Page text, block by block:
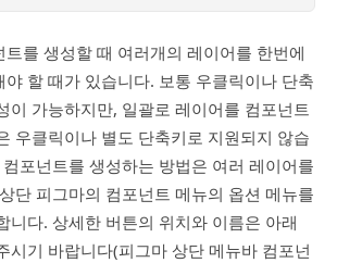
를 생성할 때 여러개의 레이어를 한번에
야 할 때가 있습니다. 보통 우클릭이나 단축
이 가능하지만, 일괄로 레이어를 컴포넌트
우클릭이나 별도 단축키로 지원되지 않습
포넌트를 생성하는 방법은 여러 레이어를
단 피그마의 컴포넌트 메뉴의 옵션 메뉴를
니다. 상세한 버튼의 위치와 이름은 아래
시기 바랍니다(피그마 상단 메뉴바 컴포넌